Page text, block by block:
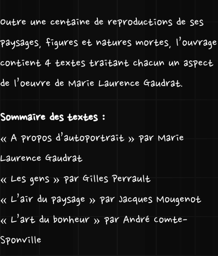
Outre une centaine de reproductions de ses
paysages, figures et natures mortes, l’ouvrage
contient 4 textes traitant chacun un aspect
de l’oeuvre de Marie Laurence Gaudrat.
Sommaire des textes :
« A propos d’autoportrait » par Marie
Laurence Gaudrat
« Les gens » par Gilles Perrault
« L’air du paysage » par Jacques Mougenot
« L’art du bonheur » par André Comte-
Sponville